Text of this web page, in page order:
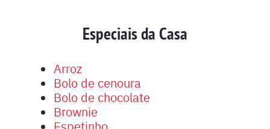
Especiais da Casa
Arroz
Bolo de cenoura
Bolo de chocolate
Brownie
Espetinho